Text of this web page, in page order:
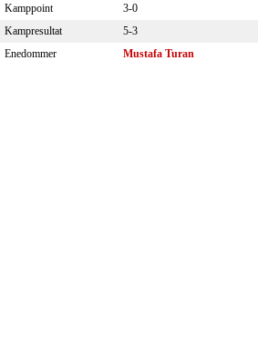
Kamppoint
3-0
Kampresultat
5-3
Enedommer
Mustafa Turan